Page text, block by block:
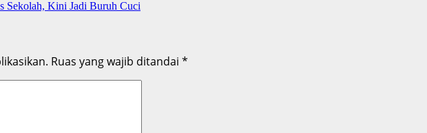
Sekolah, Kini Jadi Buruh Cuci
Ruas yang wajib ditandai *